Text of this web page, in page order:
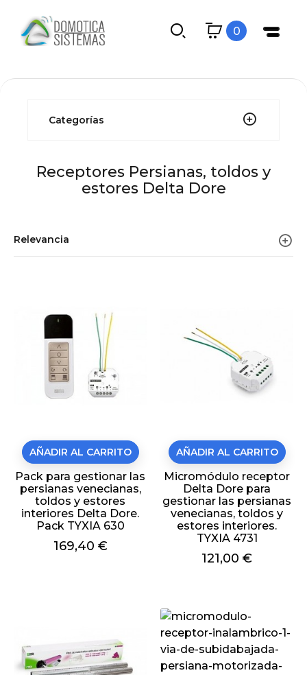
0
Categorías
Receptores Persianas, toldos y
estores Delta Dore
Relevancia
Pack para gestionar las
persianas venecianas,
toldos y estores
interiores Delta Dore.
Pack TYXIA 630
Precio
169,40 €
AÑADIR AL CARRITO
Micromódulo receptor
Delta Dore para
gestionar las persianas
venecianas, toldos y
estores interiores.
TYXIA 4731
Precio
121,00 €
AÑADIR AL CARRITO